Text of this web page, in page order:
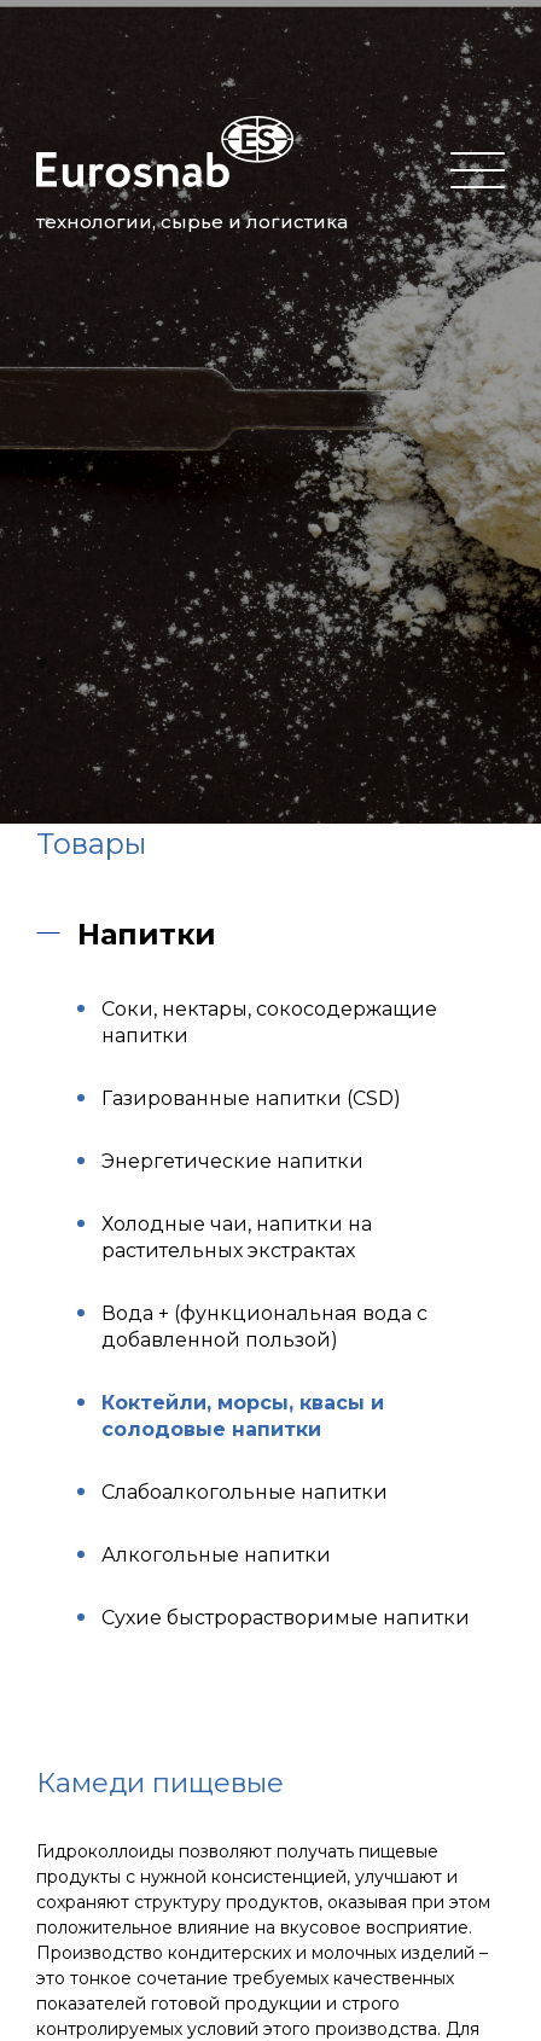
технологии, сырье и логистика
Товары
Напитки
Соки, нектары, сокосодержащие
напитки
Газированные напитки (CSD)
Энергетические напитки
Холодные чаи, напитки на
растительных экстрактах
Вода + (функциональная вода с
добавленной пользой)
Коктейли, морсы, квасы и
солодовые напитки
Слабоалкогольные напитки
Алкогольные напитки
Сухие быстрорастворимые напитки
Камеди пищевые
Гидроколлоиды позволяют получать пищевые
продукты с нужной консистенцией, улучшают и
сохраняют структуру продуктов, оказывая при этом
положительное влияние на вкусовое восприятие.
Производство кондитерских и молочных изделий –
это тонкое сочетание требуемых качественных
показателей готовой продукции и строго
контролируемых условий этого производства. Для